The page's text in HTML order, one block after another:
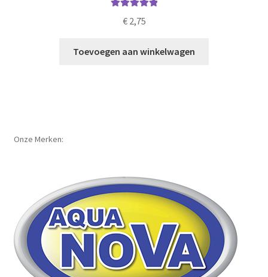
uit 5
€2,75
Toevoegen aan winkelwagen
Onze Merken: